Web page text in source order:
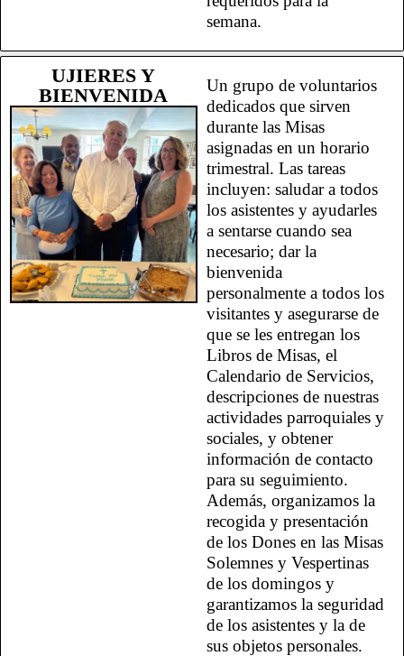
semana.
UJIERES Y
BIENVENIDA
Un grupo de voluntarios
dedicados que sirven
durante las Misas
asignadas en un horario
trimestral. Las tareas
incluyen: saludar a todos
los asistentes y ayudarles
a sentarse cuando sea
necesario; dar la
bienvenida
personalmente a todos los
visitantes y asegurarse de
que se les entregan los
Libros de Misas, el
Calendario de Servicios,
descripciones de nuestras
actividades parroquiales y
sociales, y obtener
información de contacto
para su seguimiento.
Además, organizamos la
recogida y presentación
de los Dones en las Misas
Solemnes y Vespertinas
de los domingos y
garantizamos la seguridad
de los asistentes y la de
sus objetos personales.